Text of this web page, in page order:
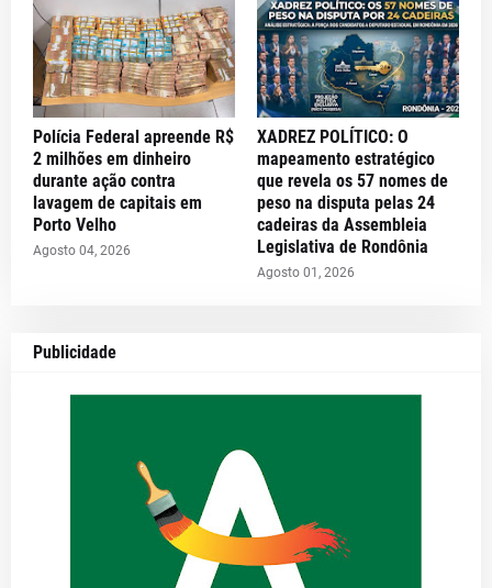
Polícia Federal apreende R$
2 milhões em dinheiro
durante ação contra
lavagem de capitais em
Porto Velho
Agosto 04, 2026
XADREZ POLÍTICO: O
mapeamento estratégico
que revela os 57 nomes de
peso na disputa pelas 24
cadeiras da Assembleia
Legislativa de Rondônia
Agosto 01, 2026
Publicidade